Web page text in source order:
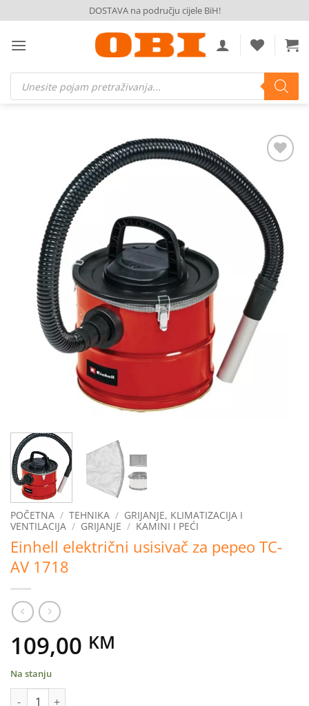
to
content
DOSTAVA na području cijele BiH!
Products
search
želja
POČETNA / TEHNIKA / GRIJANJE, KLIMATIZACIJA I
VENTILACIJA / GRIJANJE / KAMINI I PEĆI
Einhell električni usisivač za pepeo TC-
AV 1718
109,00 KM
Na stanju
Einhell električni usisivač za pepeo TC-AV 1718 količina